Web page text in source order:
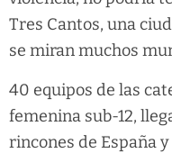
Tres Cantos, una
se miran muchos
40 equipos de las
femenina sub-12,
rincones de España